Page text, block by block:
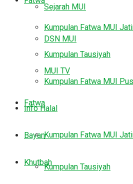
Kumpulan Fatwa MUI
Kumpulan Tausiyah
Kumpulan Fatwa MUI
Info Halal
Bayan
Khutbah
Sejarah MUI
DSN MUI
MUI TV
Fatwa
Kumpulan Fatwa MUI
Kumpulan Tausiyah